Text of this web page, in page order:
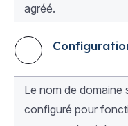
agréé.
Le nom de domaine
configuré pour